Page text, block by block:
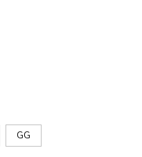
GG